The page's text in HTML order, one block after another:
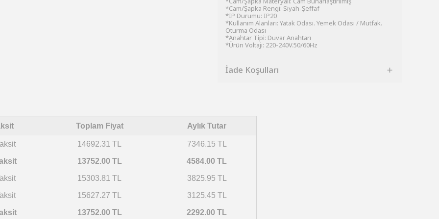
*Cam/Şapka Rengi: Siyah-Şeffaf
*IP Durumu: IP20
*Kullanım Alanları: Yatak Odası. Yemek Odası / Mutfak.
Oturma Odası
*Anahtar Tipi: Duvar Anahtarı
*Ürün Voltajı: 220-240V.50/60Hz
İade Koşulları
Toplam Fiyat Aylık Tutar
14692.31 TL 7346.15 TL
13752.00 TL 4584.00 TL
15303.81 TL 3825.95 TL
15627.27 TL 3125.45 TL
13752.00 TL 2292.00 TL